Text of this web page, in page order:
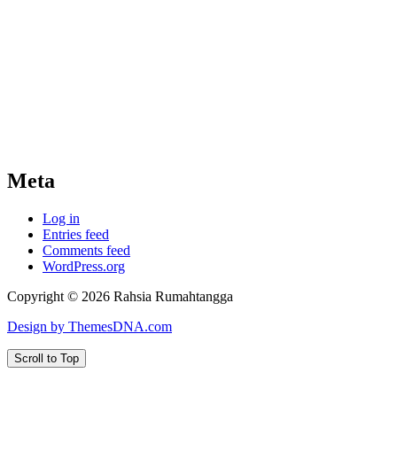
Meta
Log in
Entries feed
Comments feed
WordPress.org
Copyright © 2026 Rahsia Rumahtangga
Design by ThemesDNA.com
Scroll to Top